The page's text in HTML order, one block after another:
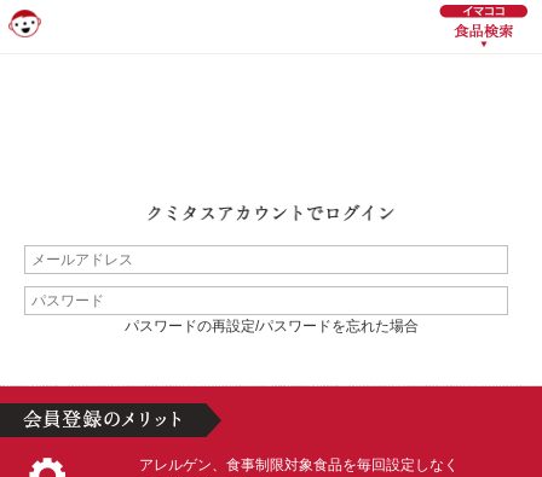
パスワードの再設定/パスワードを忘れた場合
アレルゲン、食事制限対象食品を毎回設定しなく